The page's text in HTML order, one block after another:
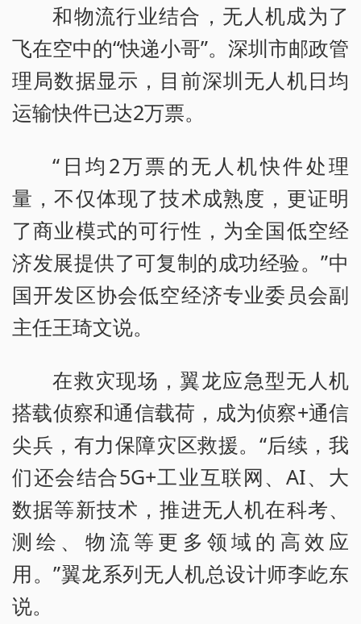
和物流行业结合，无人机成为了
飞在空中的“快递小哥”。深圳市邮政管
理局数据显示，目前深圳无人机日均
运输快件已达2万票。
“日均2万票的无人机快件处理
量，不仅体现了技术成熟度，更证明
了商业模式的可行性，为全国低空经
济发展提供了可复制的成功经验。”中
国开发区协会低空经济专业委员会副
主任王琦文说。
在救灾现场，翼龙应急型无人机
搭载侦察和通信载荷，成为侦察+通信
尖兵，有力保障灾区救援。“后续，我
们还会结合5G+工业互联网、AI、大
数据等新技术，推进无人机在科考、
测绘、物流等更多领域的高效应
用。”翼龙系列无人机总设计师李屹东
说。